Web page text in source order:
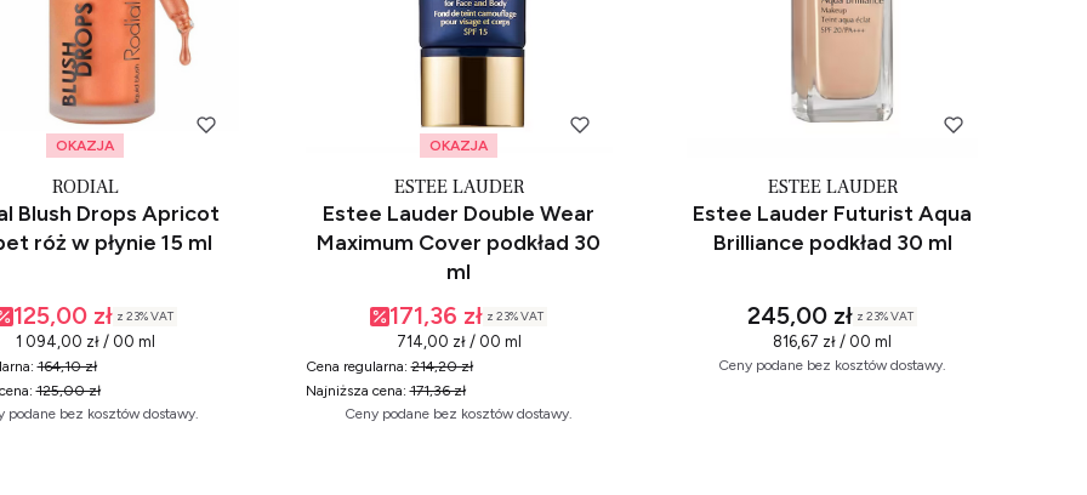
OKAZJA
RODIAL
Blush Drops Apricot
Sorbet róż w płynie 15 ml
125,00 zł z 23%VAT
1 094,00 zł / 00 ml
164,10 zł
125,00 zł
podane bez kosztów dostawy.
OKAZJA
ESTEE LAUDER
Estee Lauder Double Wear
Maximum Cover podkład 30
ml
171,36 zł z 23%VAT
714,00 zł / 00 ml
Cena regularna: 214,20 zł
Najniższa cena: 171,36 zł
Ceny podane bez kosztów dostawy.
ESTEE LAUDER
Estee Lauder Futurist Aqua
Brilliance podkład 30 ml
245,00 zł z 23%VAT
816,67 zł / 00 ml
Ceny podane bez kosztów dostawy.